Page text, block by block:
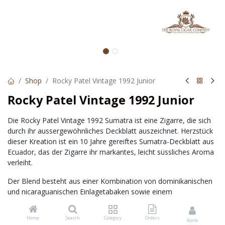
Home Search Category Orders Konto
Shop Rocky Patel Vintage 1992 Junior
Rocky Patel Vintage 1992 Junior
Die Rocky Patel Vintage 1992 Sumatra ist eine Zigarre, die sich
durch ihr aussergewöhnliches Deckblatt auszeichnet. Herzstück
dieser Kreation ist ein 10 Jahre gereiftes Sumatra-Deckblatt aus
Ecuador, das der Zigarre ihr markantes, leicht süssliches Aroma
verleiht.
Der Blend besteht aus einer Kombination von dominikanischen
und nicaraguanischen Einlagetabaken sowie einem
nicaraguanischen Umblatt. Diese Mischung sorgt für ein
ausgewogenes und komplexes Geschmacksprofil.